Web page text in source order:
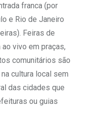
franca (por
e Rio de Janeiro
Feiras de
vivo em praças,
comunitários são
cultura local sem
das cidades que
ou guias